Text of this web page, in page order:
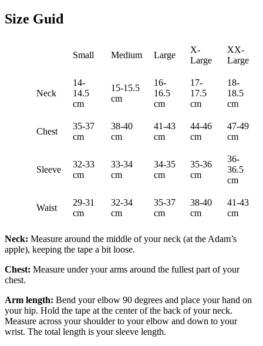
Size Guid
Small Medium Large
X-
Large
XX-
Large
Neck
14-
14.5
cm
15-15.5
cm
16-
16.5
cm
17-
17.5
cm
18-
18.5
cm
Chest
35-37
cm
38-40
cm
41-43
cm
44-46
cm
47-49
cm
Sleeve
32-33
cm
33-34
cm
34-35
cm
35-36
cm
36-
36.5
cm
Waist
29-31
cm
32-34
cm
35-37
cm
38-40
cm
41-43
cm
Neck: Measure around the middle of your neck (at the Adam’s
apple), keeping the tape a bit loose.
Chest: Measure under your arms around the fullest part of your
chest.
Arm length: Bend your elbow 90 degrees and place your hand on
your hip. Hold the tape at the center of the back of your neck.
Measure across your shoulder to your elbow and down to your
wrist. The total length is your sleeve length.